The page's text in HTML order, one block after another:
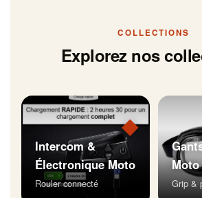
COLLECTIONS
Explorez nos
◆
Intercom &
Électronique Moto
Rouler connecté
Moto
Grip &